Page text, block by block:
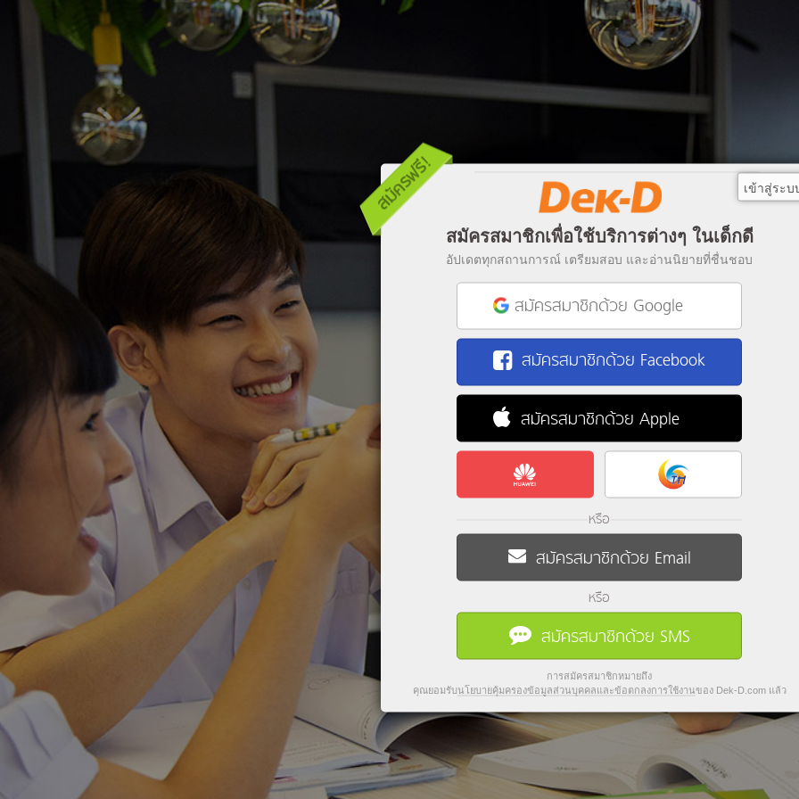
สมัครสมาชิกเพื่อใช้บริการต่างๆ ในเด็กดี
อัปเดตทุกสถานการณ์ เตรียมสอบ และอ่านนิยายที่ชื่นชอบ
สมัครสมาชิกด้วย Google
สมัครสมาชิกด้วย Facebook
สมัครสมาชิกด้วย Apple
หรือ
สมัครสมาชิกด้วย Email
หรือ
สมัครสมาชิกด้วย SMS
การสมัครสมาชิกหมายถึง
คุณยอมรับนโยบายคุ้มครองข้อมูลส่วนบุคคลและข้อตกลงการใช้งานของ Dek-D.com แล้ว
เข้าสู่ระบ